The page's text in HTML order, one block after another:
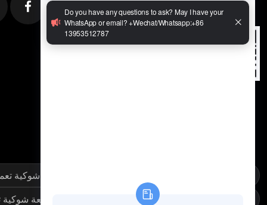
رافعة شوكية
رافعة شوكية تعمل ببطارية ليثيوم أيون
رافعة